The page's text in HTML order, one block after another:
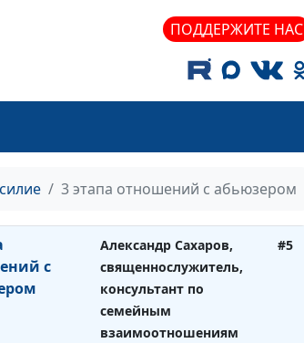
ПОДДЕРЖИТЕ НАС
3 этапа отношений с абьюзером
священнослужитель,
консультант по
взаимоотношениям
семейным
с
Александр Сахаров,
священнослужитель,
консультант по
семейным
взаимоотношениям
#5